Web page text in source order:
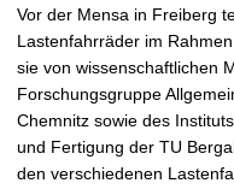
Vor der Mensa in Freiberg
Lastenfahrräder im
sie von wissenschaftlichen
Forschungsgruppe
Chemnitz sowie des
und Fertigung der TU
den verschiedenen